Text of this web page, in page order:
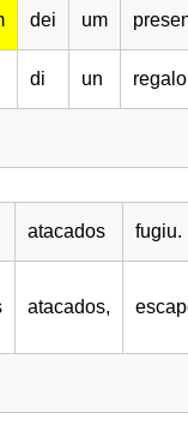
dei um
di un
atacados fugiu.
atacados,